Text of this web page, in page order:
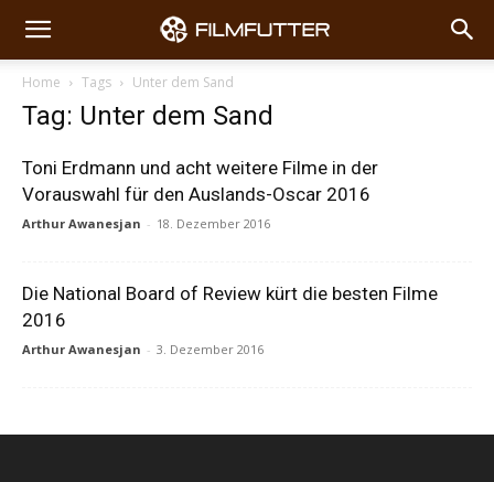
Home Tags Unter dem Sand
Tag: Unter dem Sand
Toni Erdmann und acht weitere Filme in der
Vorauswahl für den Auslands-Oscar 2016
Arthur Awanesjan - 18. Dezember 2016
Die National Board of Review kürt die besten Filme
2016
Arthur Awanesjan - 3. Dezember 2016